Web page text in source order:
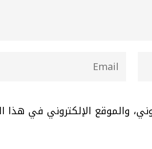
والموقع الإلكتروني في هذا